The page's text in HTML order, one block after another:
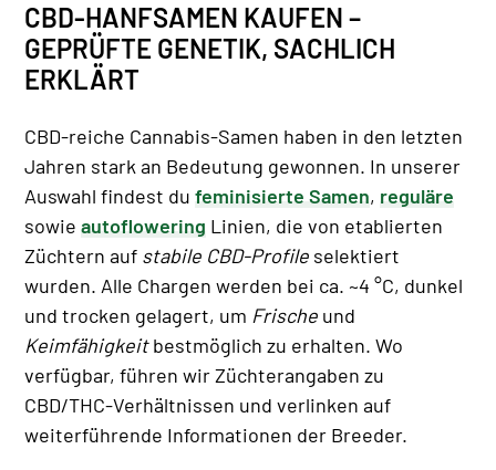
CBD-HANFSAMEN KAUFEN –
GEPRÜFTE GENETIK, SACHLICH
ERKLÄRT
CBD-reiche Cannabis-Samen haben in den letzten
Jahren stark an Bedeutung gewonnen. In unserer
Auswahl findest du feminisierte Samen, reguläre
sowie autoflowering Linien, die von etablierten
Züchtern auf stabile CBD-Profile selektiert
wurden. Alle Chargen werden bei ca. ~4 °C, dunkel
und trocken gelagert, um Frische und
Keimfähigkeitbestmöglich zu erhalten. Wo
verfügbar, führen wir Züchterangaben zu
CBD/THC-Verhältnissen und verlinken auf
weiterführende Informationen der Breeder.